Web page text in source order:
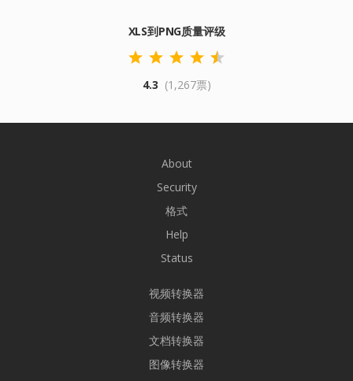
XLS到PNG质量评级
4.3 (1,267票)
About
Security
格式
Help
Status
视频转换器
音频转换器
文档转换器
图像转换器